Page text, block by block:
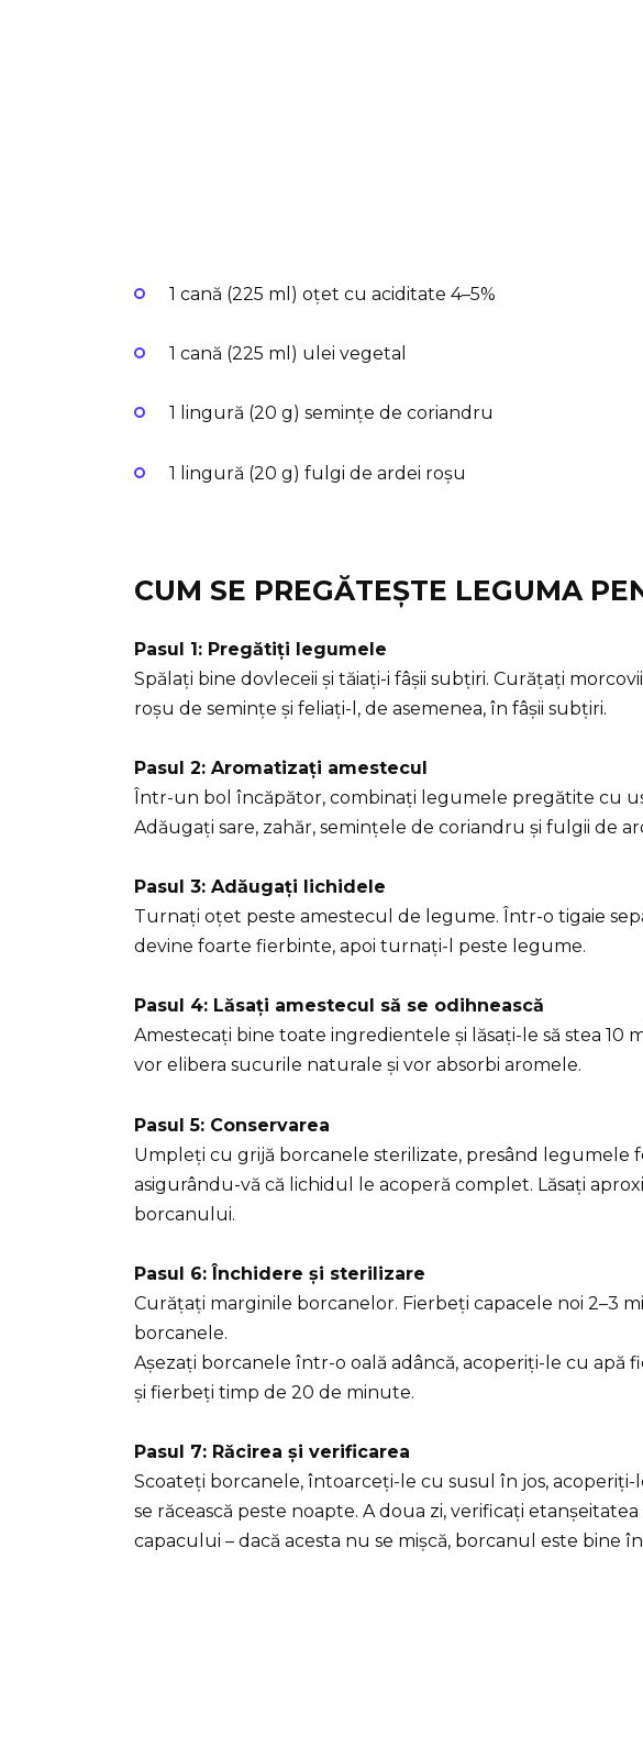
1 cană (225 ml) oțet cu aciditate 4–5%
1 cană (225 ml) ulei vegetal
1 lingură (20 g) semințe de coriandru
1 lingură (20 g) fulgi de ardei roșu
CUM SE PREGĂTEȘTE LEGUMA
Pasul 1: Pregătiți legumele
Spălați bine dovleceii și tăiați-i fâșii subțiri. Curățați
roșu de semințe și feliați-l, de asemenea, în fâșii subțiri.
Pasul 2: Aromatizați amestecul
Într-un bol încăpător, combinați legumele pregătite cu
Adăugați sare, zahăr, semințele de coriandru și fulgii de
Pasul 3: Adăugați lichidele
Turnați oțet peste amestecul de legume. Într-o tigaie
devine foarte fierbinte, apoi turnați-l peste legume.
Pasul 4: Lăsați amestecul să se odihnească
Amestecați bine toate ingredientele și lăsați-le să stea 10
vor elibera sucurile naturale și vor absorbi aromele.
Pasul 5: Conservarea
Umpleți cu grijă borcanele sterilizate, presând legumele
asigurându-vă că lichidul le acoperă complet. Lăsați
borcanului.
Pasul 6: Închidere și sterilizare
Curățați marginile borcanelor. Fierbeți capacele noi 2–3
borcanele.
Așezați borcanele într-o oală adâncă, acoperiți-le cu apă
și fierbeți timp de 20 de minute.
Pasul 7: Răcirea și verificarea
Scoateți borcanele, întoarceți-le cu susul în jos, acoperiți-
se răcească peste noapte. A doua zi, verificați
capacului – dacă acesta nu se mișcă, borcanul este bine